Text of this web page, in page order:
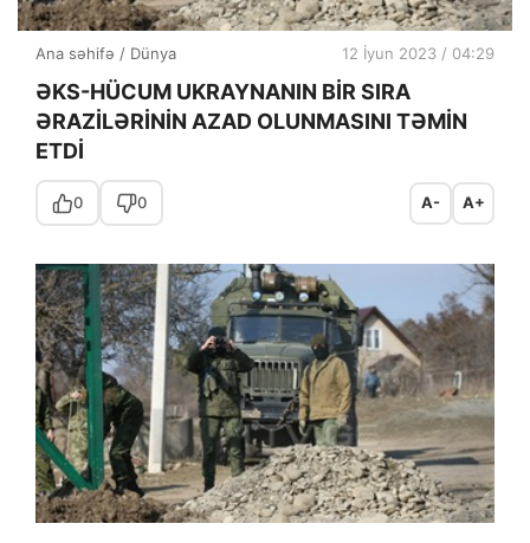
Ana səhifə / Dünya 12 İyun 2023 / 04:29
ƏKS-HÜCUM UKRAYNANIN BİR SIRA
ƏRAZİLƏRİNİN AZAD OLUNMASINI TƏMİN
ETDİ
0 0 A- A+